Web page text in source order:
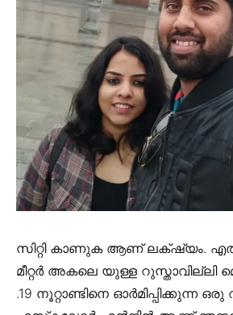
സിറ്റി കാണുക ആണ് ലക്‌ഷ്യം.
മീറ്റർ അകലെ യുള്ള റുസ്താവില്ലി
.19 നൂറ്റാണ്ടിനെ ഓർമിപ്പിക്കുന്ന